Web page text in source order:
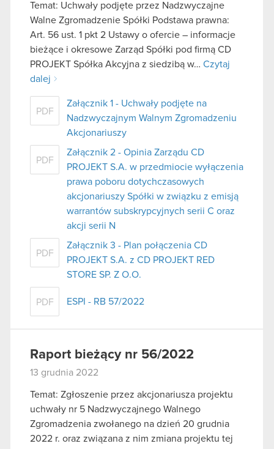
Temat: Uchwały podjęte przez Nadzwyczajne
Walne Zgromadzenie Spółki Podstawa prawna:
Art. 56 ust. 1 pkt 2 Ustawy o ofercie – informacje
bieżące i okresowe Zarząd Spółki pod firmą CD
PROJEKT Spółka Akcyjna z siedzibą w… Czytaj
dalej
PDF
Załącznik 1 - Uchwały podjęte na
Nadzwyczajnym Walnym Zgromadzeniu
Akcjonariuszy
PDF
Załącznik 2 - Opinia Zarządu CD
PROJEKT S.A. w przedmiocie wyłączenia
prawa poboru dotychczasowych
akcjonariuszy Spółki w związku z emisją
warrantów subskrypcyjnych serii C oraz
akcji serii N
PDF
Załącznik 3 - Plan połączenia CD
PROJEKT S.A. z CD PROJEKT RED
STORE SP. Z O.O.
PDF ESPI - RB 57/2022
Raport bieżący nr 56/2022
13 grudnia 2022
Temat: Zgłoszenie przez akcjonariusza projektu
uchwały nr 5 Nadzwyczajnego Walnego
Zgromadzenia zwołanego na dzień 20 grudnia
2022 r. oraz związana z nim zmiana projektu tej